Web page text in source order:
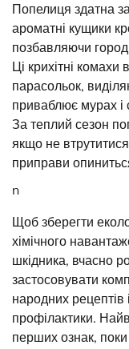
Попелиця здатна
ароматні кущики
позбавляючи
Ці крихітні комахи
парасольок,
приваблює мурах і
За теплий сезон
якщо не
приправи
n
Щоб зберегти
хімічного
шкідника, вчасно
застосовувати
народних рецептів
профілактики.
перших ознак,